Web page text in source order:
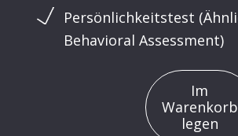
Persönlichkeitstest
Behavioral Assessment)
Im
Warenkorb
legen